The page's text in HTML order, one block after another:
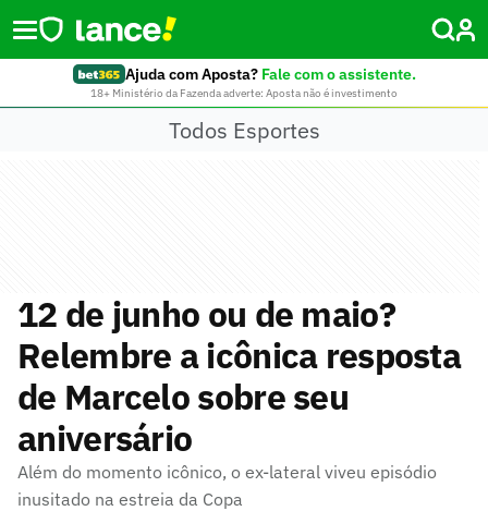
Ajuda com Aposta? Fale com o assistente.
18+ Ministério da Fazenda adverte: Aposta não é investimento
Todos Esportes
12 de junho ou de maio?
Relembre a icônica resposta
de Marcelo sobre seu
aniversário
Além do momento icônico, o ex-lateral viveu episódio
inusitado na estreia da Copa